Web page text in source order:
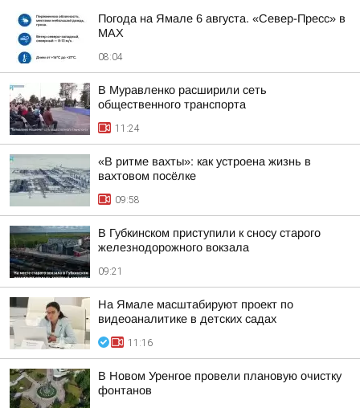
Погода на Ямале 6 августа. «Север-Пресс» в
MAX
08:04
В Муравленко расширили сеть
общественного транспорта
11:24
«В ритме вахты»: как устроена жизнь в
вахтовом посёлке
09:58
В Губкинском приступили к сносу старого
железнодорожного вокзала
09:21
На Ямале масштабируют проект по
видеоаналитике в детских садах
11:16
В Новом Уренгое провели плановую очистку
фонтанов